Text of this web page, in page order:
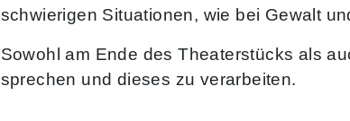
schwierigen Situationen, wie bei Gewalt
Sowohl am Ende des Theaterstücks als
sprechen und dieses zu verarbeiten.